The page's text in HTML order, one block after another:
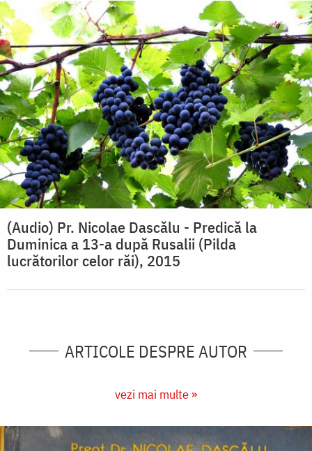
(Audio) Pr. Nicolae Dascălu - Predică la
Duminica a 13-a după Rusalii (Pilda
lucrătorilor celor răi), 2015
ARTICOLE DESPRE AUTOR
vezi mai multe »